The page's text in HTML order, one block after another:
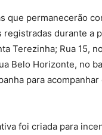
que permanecerão
durante a
Terezinha; Rua 15,
Belo Horizonte, no
para acompanhar
foi criada para